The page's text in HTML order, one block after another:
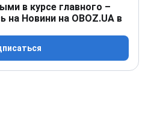
в курсе главного –
на Новини на OBOZ.UA в